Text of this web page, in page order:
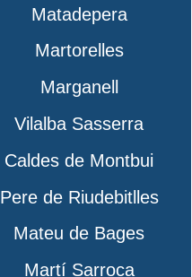
Matadepera
Martorelles
Marganell
Vilalba Sasserra
Caldes de Montbui
Pere de Riudebitlles
Mateu de Bages
Martí Sarroca